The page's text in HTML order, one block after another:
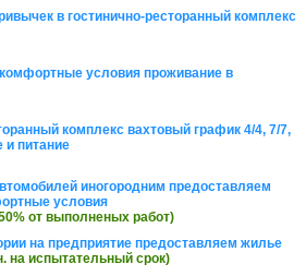
в гостинично-ресторанный комплекс
условия проживание в
комплекс вахтовый график 4/4, 7/7,
и питание
иногородним предоставляем
условия
от выполненых работ)
на предприятие предоставляем жилье
на испытательный срок)